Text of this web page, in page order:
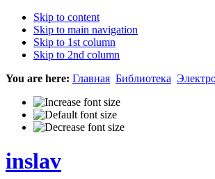
Skip to content
Skip to main navigation
Skip to 1st column
Skip to 2nd column
You are here: Главная Библиотека
inslav